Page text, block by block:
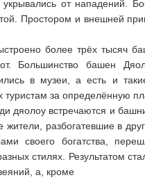
от нападений.
Простором и внешней
более трёх тысяч
Большинство башен
в музеи, а есть и
за определённую
дяолоу встречаются и
разбогатевшие в
своего богатства,
стилях. Результатом
а, кроме